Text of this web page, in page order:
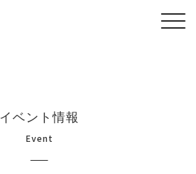
イベント情報
Event